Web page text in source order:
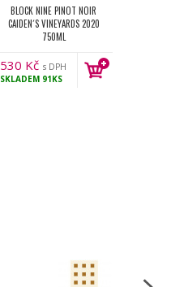
BLOCK NINE PINOT NOIR
CAIDEN´S VINEYARDS 2020
750ML
530 Kč s DPH
SKLADEM 91KS